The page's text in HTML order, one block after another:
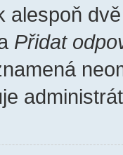
alespoň
Přidat